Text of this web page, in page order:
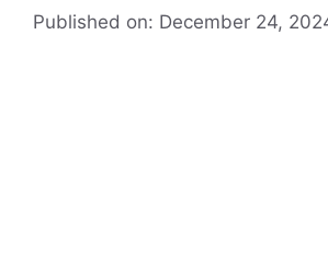
Published on: December 24,